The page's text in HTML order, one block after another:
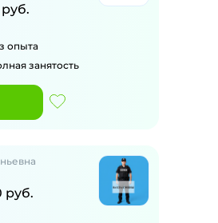
руб.
опыта
занятость
руб.